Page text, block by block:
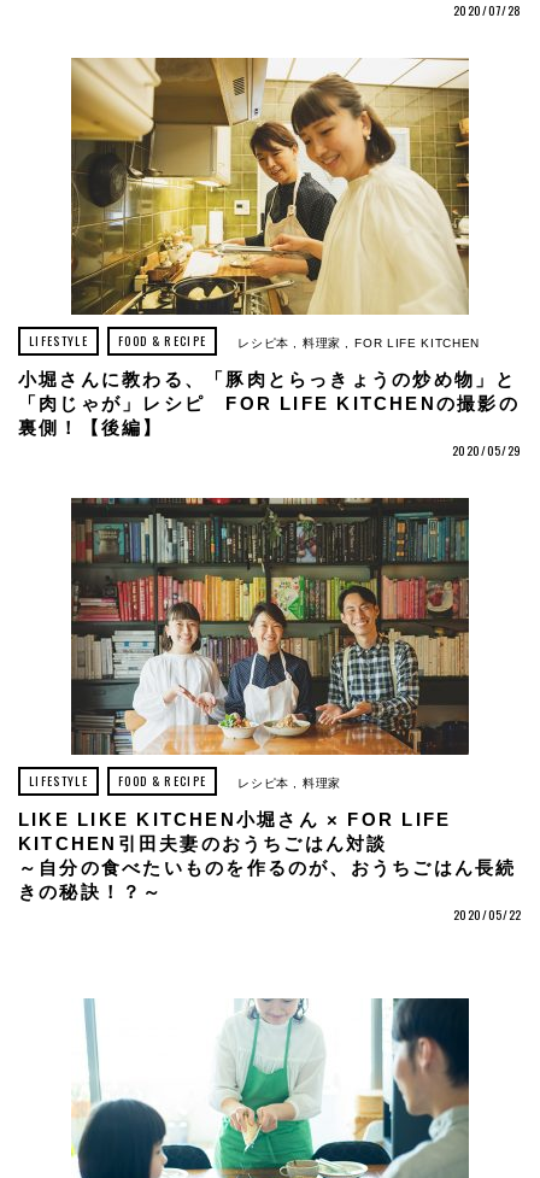
2020/07/28
LIFESTYLE FOOD & RECIPE レシピ本 料理家 FOR LIFE KITCHEN
小堀さんに教わる、「豚肉とらっきょうの炒め物」と
「肉じゃが」レシピ FOR LIFE KITCHENの撮影の
裏側！【後編】
2020/05/29
LIFESTYLE FOOD & RECIPE レシピ本 料理家
LIKE LIKE KITCHEN小堀さん × FOR LIFE
KITCHEN引田夫妻のおうちごはん対談
～自分の食べたいものを作るのが、おうちごはん長続
きの秘訣！？～
2020/05/22